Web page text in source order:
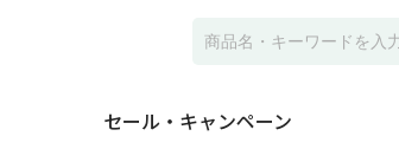
セール・キャンペーン